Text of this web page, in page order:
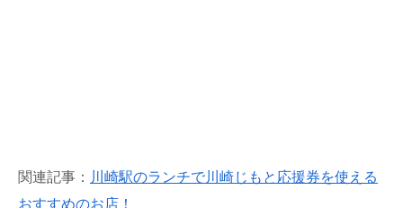
関連記事： 川崎駅のランチで川崎じもと応援券を使える
おすすめのお店！